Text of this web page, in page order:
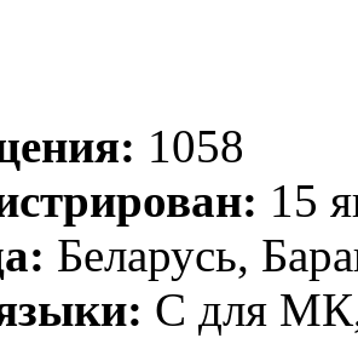
1058
15
Беларусь,
С для